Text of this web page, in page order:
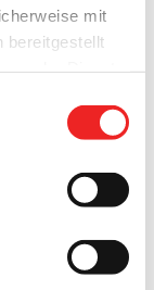
mit
bereitgestellt
gesetzt.